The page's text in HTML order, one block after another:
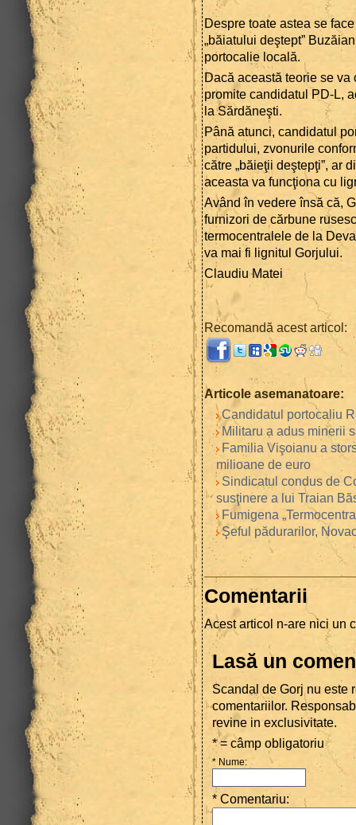
Despre toate astea se
„băiatului deştept”
portocalie locală.
Dacă această teorie se
promite candidatul PD-L,
la Sărdăneşti.
Până atunci, candidatul
partidului, zvonurile
către „băieţii deştepţi”, ar
aceasta va funcţiona cu
Având în vedere însă că,
furnizori de cărbune
termocentralele de la
va mai fi lignitul Gorjului.
Claudiu Matei
Recomandă acest articol:
Articole asemanatoare:
Candidatul portocaliu
Militaru a adus minerii
Familia Vişoianu a
milioane de euro
Sindicatul condus de
susţinere a lui Traian
Fumigena
Şeful pădurarilor,
Comentarii
Acest articol n-are nici un
Lasă un
Scandal de Gorj nu este
comentariilor.
revine in exclusivitate.
* = câmp obligatoriu
* Nume:
* Comentariu: